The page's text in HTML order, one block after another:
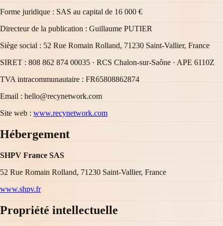
Forme juridique : SAS au capital de 16 000 €
Directeur de la publication : Guillaume PUTIER
Siège social : 52 Rue Romain Rolland, 71230 Saint-Vallier, France
SIRET : 808 862 874 00035 · RCS Chalon-sur-Saône · APE 6110Z
TVA intracommunautaire : FR65808862874
Email : hello@recynetwork.com
Site web : www.recynetwork.com
Hébergement
SHPV France SAS
52 Rue Romain Rolland, 71230 Saint-Vallier, France
www.shpv.fr
Propriété intellectuelle